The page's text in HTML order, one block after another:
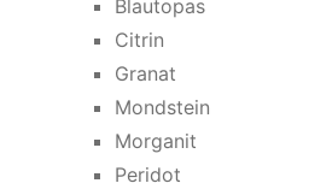
Blautopas
Citrin
Granat
Mondstein
Morganit
Peridot